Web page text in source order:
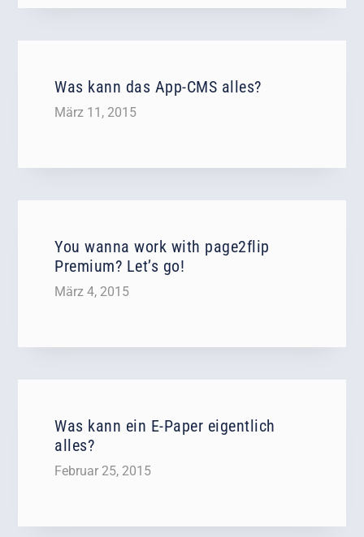
Was kann das App-CMS alles?
März 11, 2015
You wanna work with page2flip
Premium? Let’s go!
März 4, 2015
Was kann ein E-Paper eigentlich
alles?
Februar 25, 2015